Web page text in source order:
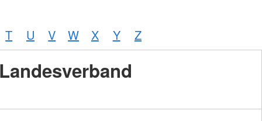
T U V W X Y Z
Landesverband